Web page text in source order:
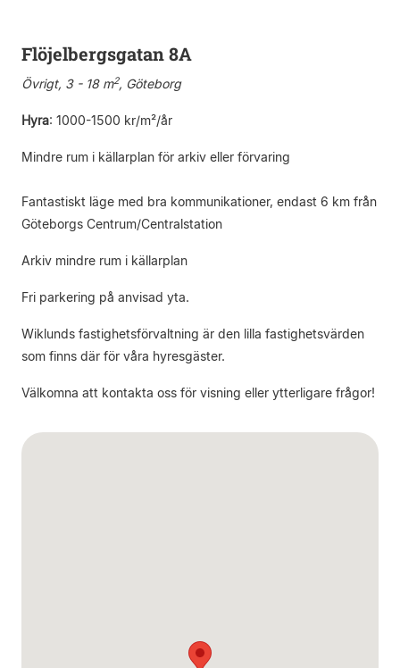
Flöjelbergsgatan 8A
Övrigt, 3 - 18 m2, Göteborg
Hyra: 1000-1500 kr/m²/år
Mindre rum i källarplan för arkiv eller förvaring
Fantastiskt läge med bra kommunikationer, endast 6 km från
Göteborgs Centrum/Centralstation
Arkiv mindre rum i källarplan
Fri parkering på anvisad yta.
Wiklunds fastighetsförvaltning är den lilla fastighetsvärden
som finns där för våra hyresgäster.
Välkomna att kontakta oss för visning eller ytterligare frågor!